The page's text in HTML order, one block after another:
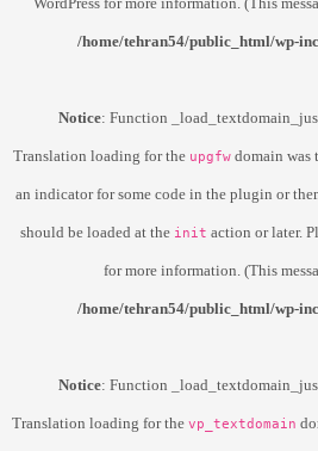
/home/tehran54/public_html/wp-
Notice: Function
Translation loading for the upgfw domain was
an indicator for some code in the plugin or
should be loaded at the init action or later.
for more information. (This
/home/tehran54/public_html/wp-
Notice: Function
Translation loading for the vp_textdomain